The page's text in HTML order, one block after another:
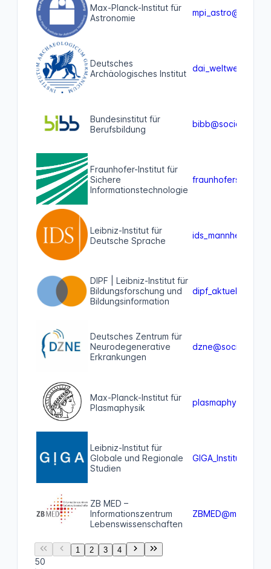
Max-Planck-Institut für
Astronomie
Deutsches
Archäologisches Institut
Bundesinstitut für
Berufsbildung
Fraunhofer-Institut für
Sichere
Informationstechnologie
Leibniz-Institut für
Deutsche Sprache
DIPF | Leibniz-Institut für
Bildungsforschung und
Bildungsinformation
Deutsches Zentrum für
Neurodegenerative
Erkrankungen
Max-Planck-Institut für
Plasmaphysik
Leibniz-Institut für
Globale und Regionale
Studien
ZB MED –
Informationszentrum
Lebenswissenschaften
1 2 3 4
50